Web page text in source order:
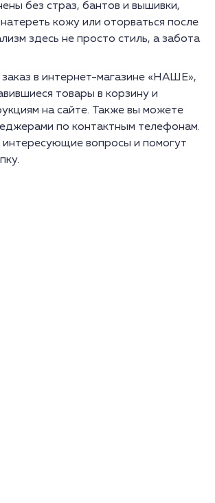
без страз, бантов и вышивки,
кожу или оторваться после
здесь не просто стиль, а забота
в интернет-магазине «НАШЕ»,
товары в корзину и
на сайте. Также вы можете
по контактным телефонам.
интересующие вопросы и помогут